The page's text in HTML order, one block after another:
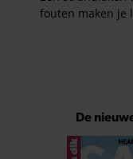
De